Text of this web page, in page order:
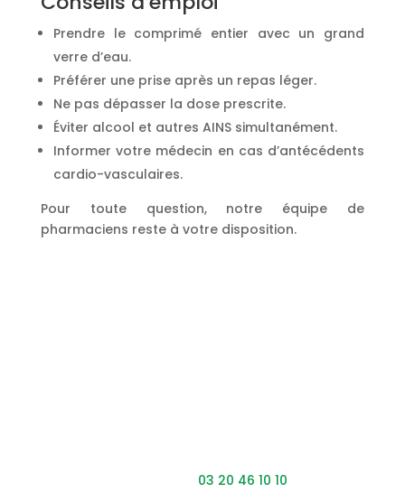
Prendre le comprimé entier avec un grand
verre d’eau.
Préférer une prise après un repas léger.
Ne pas dépasser la dose prescrite.
Éviter alcool et autres AINS simultanément.
Informer votre médecin en cas d’antécédents
cardio-vasculaires.
Pour toute question, notre équipe de
pharmaciens reste à votre disposition.
03 20 46 10 10